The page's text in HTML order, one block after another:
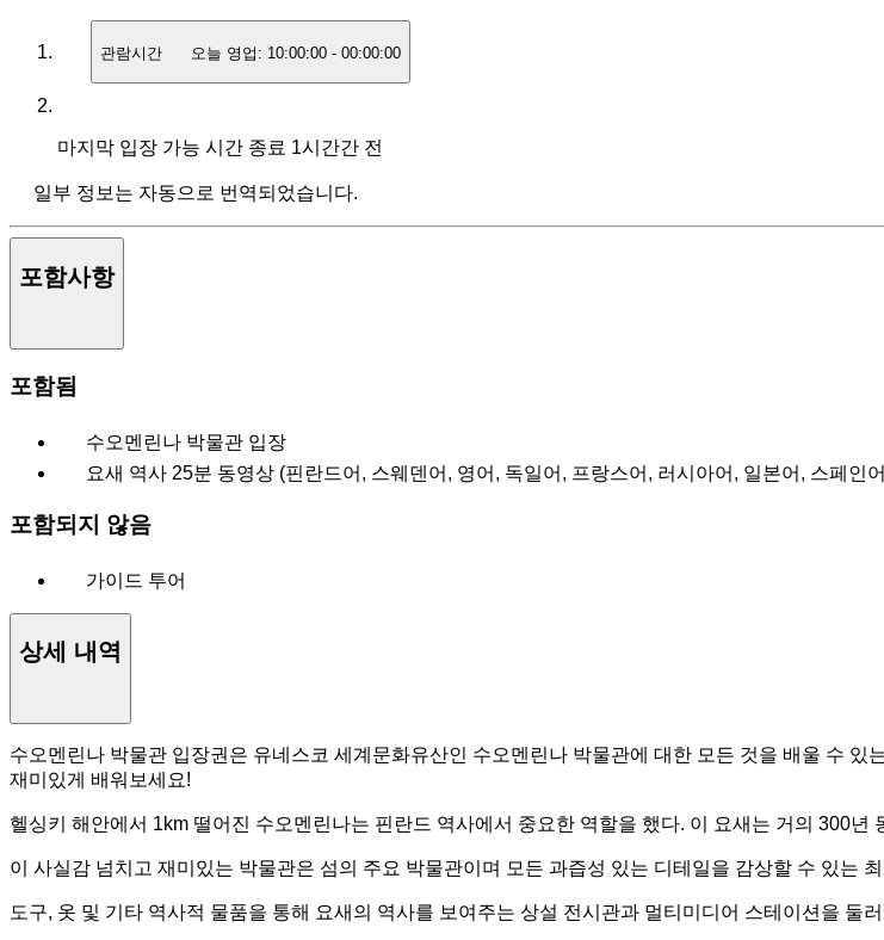
관람시간 오늘 영업: 10:00:00 - 00:00:00
마지막 입장 가능 시간 종료 1시간간 전
일부 정보는 자동으로 번역되었습니다.
포함사항
포함됨
수오멘린나 박물관 입장
요새 역사 25분 동영상 (핀란드어, 스웨덴어, 영어, 독일어, 프랑스어, 러시아어, 일본어, 스페인
포함되지 않음
가이드 투어
상세 내역
수오멘린나 박물관 입장권은 유네스코 세계문화유산인 수오멘린나 박물관에 대한 모든 것을 배울 수
재미있게 배워보세요!
헬싱키 해안에서 1km 떨어진 수오멘린나는 핀란드 역사에서 중요한 역할을 했다. 이 요새는 거의 300년
이 사실감 넘치고 재미있는 박물관은 섬의 주요 박물관이며 모든 과즙성 있는 디테일을 감상할 수 있는
도구, 옷 및 기타 역사적 물품을 통해 요새의 역사를 보여주는 상설 전시관과 멀티미디어 스테이션을 둘